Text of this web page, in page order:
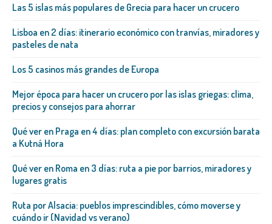
Las 5 islas más populares de Grecia para hacer un crucero
Lisboa en 2 días: itinerario económico con tranvías, miradores y
pasteles de nata
Los 5 casinos más grandes de Europa
Mejor época para hacer un crucero por las islas griegas: clima,
precios y consejos para ahorrar
Qué ver en Praga en 4 días: plan completo con excursión barata
a Kutná Hora
Qué ver en Roma en 3 días: ruta a pie por barrios, miradores y
lugares gratis
Ruta por Alsacia: pueblos imprescindibles, cómo moverse y
cuándo ir (Navidad vs verano)